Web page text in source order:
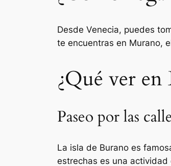
Desde Venecia, puedes
te encuentras en Murano,
¿Qué ver en
Paseo por las
La isla de Burano es
estrechas es una